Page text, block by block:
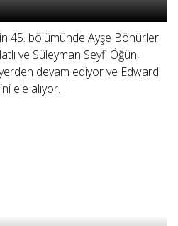
45. bölümünde Ayşe Böhürler
ve Süleyman Seyfi Öğün,
devam ediyor ve Edward
ele alıyor.